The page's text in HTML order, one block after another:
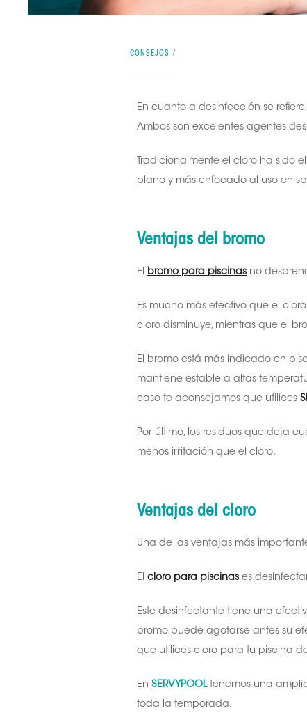
CONSEJOS
En cuanto a desinfección se
Ambos son excelentes agentes
Tradicionalmente el cloro ha sido
plano y más enfocado al uso en
Ventajas del bromo
El bromo para piscinasno
Es mucho más efectivo que el
cloro disminuye, mientras que el
El bromo está más indicado en
mantiene estable a altas
caso te aconsejamos que utilices
Por último, los residuos que deja
menos irritación que el cloro.
Ventajas del cloro
Una de las ventajas más
El cloro para piscinas es
Este desinfectante tiene una
bromo puede agotarse antes su
que utilices cloro para tu piscina
En SERVYPOOLtenemos una
toda la temporada.